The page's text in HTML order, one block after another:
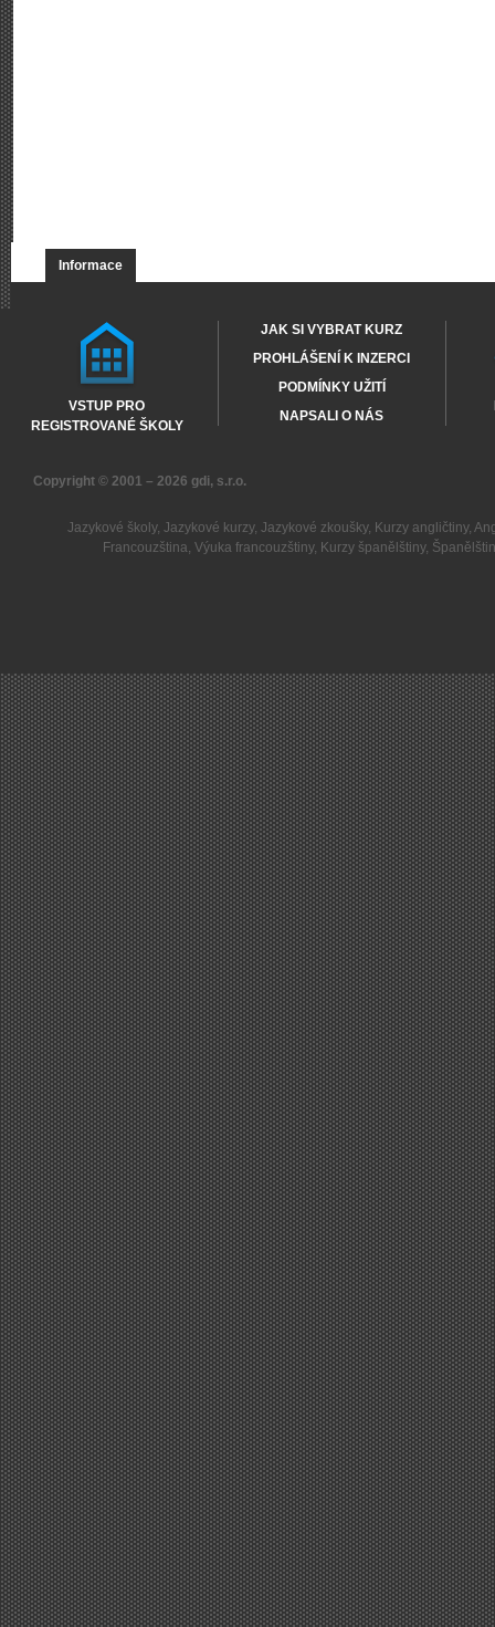
Informace
VSTUP PRO
REGISTROVANÉ ŠKOLY
JAK SI VYBRAT KURZ
PROHLÁŠENÍ K INZERCI
PODMÍNKY UŽITÍ
NAPSALI O NÁS
Copyright © 2001 – 2026 gdi, s.r.o.
Jazykové školy, Jazykové kurzy, Jazykové zkoušky, Kurzy angličtiny,
Francouzština,Výuka francouzštiny, Kurzy španělštiny,